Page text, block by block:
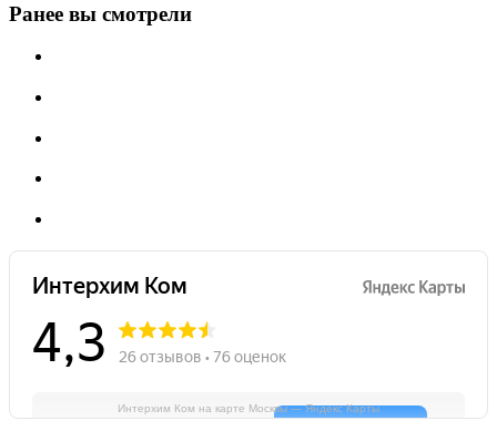
Ранее вы смотрели
Интерхим Ком на карте Москвы — Яндекс Карты